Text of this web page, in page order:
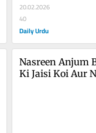
20.02.2026
40
Daily Urdu
Nasreen Anjum
Ki Jaisi Koi Aur